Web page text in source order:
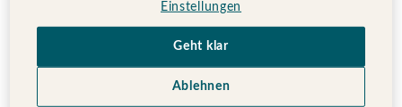
Tischnachbarn gut miteinander harmonieren. Dank
gemeinsamer Interessen können selbst Gäste, die sich
noch nicht kennen, leicht miteinander ins Gespräch
Einstellungen
Ablehnen
Geht klar